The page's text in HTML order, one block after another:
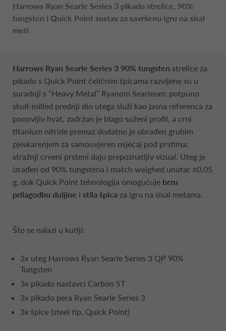
Harrows Ryan Searle Series 3 pikado strelice, 90%
tungsten i Quick Point sustav za savršenu igru na sisal
meti
Harrows Ryan Searle Series 3 90% tungsten strelice za
pikado s Quick Point čeličnim špicama razvijene su u
suradnji s “Heavy Metal” Ryanom Searleom: potpuno
skull-milled prednji dio utega služi kao jasna referenca za
ponovljiv hvat, zadržan je blago suženi profil, a crni
titanium nitride premaz dodatno je obrađen grubim
pjeskarenjem za samouvjeren osjećaj pod prstima;
stražnji crveni prsteni daju prepoznatljiv vizual. Uteg je
izrađen od 90% tungstena i match weighed unutar ±0,05
g, dok Quick Point tehnologija omogućuje brzu
prilagodbu duljine i stila špica za igru na sisal metama.
Što se nalazi u kutiji:
3x uteg Harrows Ryan Searle Series 3 QP 90%
Tungsten
3x pikado nastavci Carbon ST
3x pikado pera Ryan Searle Series 3
3x špice (steel tip, Quick Point)